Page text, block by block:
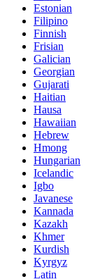
Estonian
Filipino
Finnish
Frisian
Galician
Georgian
Gujarati
Haitian
Hausa
Hawaiian
Hebrew
Hmong
Hungarian
Icelandic
Igbo
Javanese
Kannada
Kazakh
Khmer
Kurdish
Kyrgyz
Latin